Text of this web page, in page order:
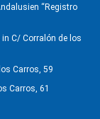
“Registro
C/ Corralón de los
Carros, 59
Carros, 61